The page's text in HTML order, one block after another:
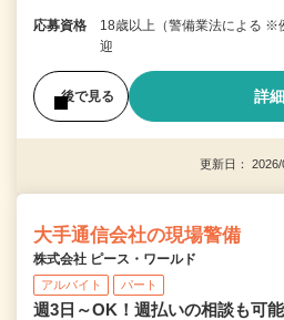
応募資格
18歳以上（警備業法による
迎
後で見る 詳
更新日：
大手通信会社の現場警備
株式会社 ピース・ワールド
アルバイト パート
週3日～OK！週払いの相談も可